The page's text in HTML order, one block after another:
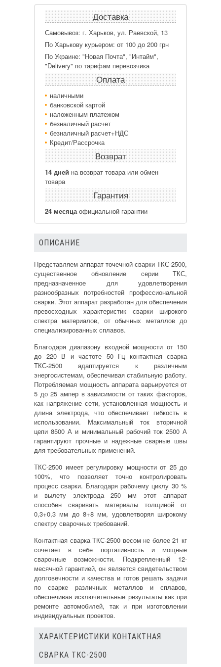
Доставка
Самовывоз: г. Харьков, ул. Раевской, 13
По Харькову курьером: от 100 до 200 грн
По Украине: "Новая Почта", "Интайм",
"Delivery" по тарифам перевозчика
Оплата
наличными
банковской картой
наложенным платежом
безналичный расчет
безналичный расчет+НДС
Кредит/Рассрочка
Возврат
14 дней на возврат товара или обмен
товара
Гарантия
24 месяца официальной гарантии
ОПИСАНИЕ
Представляем аппарат точечной сварки ТКС-2500,
существенное обновление серии ТКС,
предназначенное для удовлетворения
разнообразных потребностей профессиональной
сварки. Этот аппарат разработан для обеспечения
превосходных характеристик сварки широкого
спектра материалов, от обычных металлов до
специализированных сплавов.
Благодаря диапазону входной мощности от 150
до 220 В и частоте 50 Гц контактная сварка
ТКС-2500 адаптируется к различным
энергосистемам, обеспечивая стабильную работу.
Потребляемая мощность аппарата варьируется от
5 до 25 ампер в зависимости от таких факторов,
как напряжение сети, установленная мощность и
длина электрода, что обеспечивает гибкость в
использовании. Максимальный ток вторичной
цепи 8500 А и минимальный рабочий ток 2500 А
гарантируют прочные и надежные сварные швы
для требовательных применений.
ТКС-2500 имеет регулировку мощности от 25 до
100%, что позволяет точно контролировать
процесс сварки. Благодаря рабочему циклу 30 %
и вылету электрода 250 мм этот аппарат
способен сваривать материалы толщиной от
0,3+0,3 мм до 8+8 мм, удовлетворяя широкому
спектру сварочных требований.
Контактная сварка ТКС-2500 весом не более 21 кг
сочетает в себе портативность и мощные
сварочные возможности. Подкрепленный 12-
месячной гарантией, он является свидетельством
долговечности и качества и готов решать задачи
по сварке различных металлов и сплавов,
обеспечивая исключительные результаты как при
ремонте автомобилей, так и при изготовлении
индивидуальных проектов.
ХАРАКТЕРИСТИКИ КОНТАКТНАЯ
СВАРКА ТКС-2500